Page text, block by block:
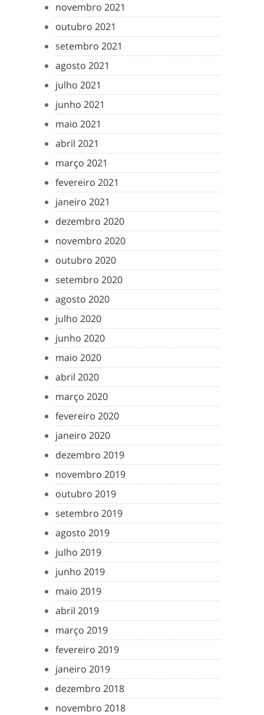
novembro 2021
outubro 2021
setembro 2021
agosto 2021
julho 2021
junho 2021
maio 2021
abril 2021
março 2021
fevereiro 2021
janeiro 2021
dezembro 2020
novembro 2020
outubro 2020
setembro 2020
agosto 2020
julho 2020
junho 2020
maio 2020
abril 2020
março 2020
fevereiro 2020
janeiro 2020
dezembro 2019
novembro 2019
outubro 2019
setembro 2019
agosto 2019
julho 2019
junho 2019
maio 2019
abril 2019
março 2019
fevereiro 2019
janeiro 2019
dezembro 2018
novembro 2018